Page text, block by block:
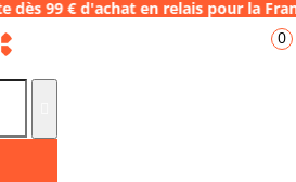
€ d'achat en relais
0